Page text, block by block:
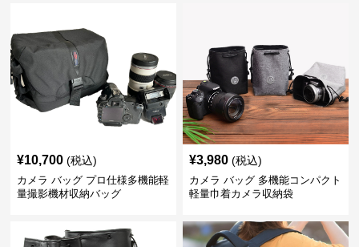
¥10,700 (税込)
カメラ バッグ プロ仕様多機能軽
量撮影機材収納バッグ
¥3,980 (税込)
カメラ バッグ 多機能コンパクト
軽量巾着カメラ収納袋